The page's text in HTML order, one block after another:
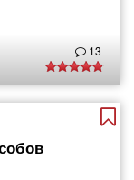
13